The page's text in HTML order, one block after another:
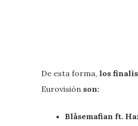
De esta forma, los
Eurovisión son:
Blåsemafian ft.